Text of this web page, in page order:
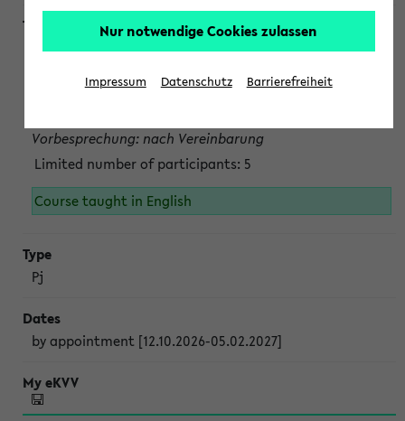
Projektmodul "Bakterielle Biotechnologie"
Persönliche Anmeldung beim Veranstalter ist unbedingt
Vorbesprechung: nach Vereinbarung
Limited number of participants: 5
Course taught in English
Pj
by appointment [12.10.2026-05.02.2027]
Nur notwendige Cookies zulassen
Impressum Datenschutz Barrierefreiheit